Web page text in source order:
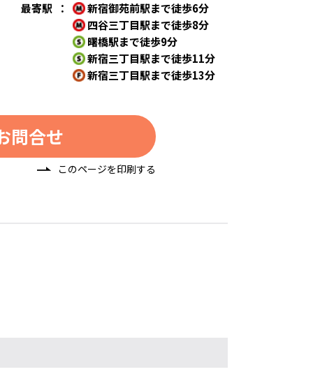
最寄駅
：
新宿御苑前駅まで徒歩6分
四谷三丁目駅まで徒歩8分
曙橋駅まで徒歩9分
新宿三丁目駅まで徒歩11分
新宿三丁目駅まで徒歩13分
問合せ
このページを印刷する